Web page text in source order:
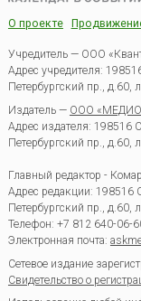
О проекте
Учредитель — ООО
Адрес учредителя:
Петербургский пр., д.60,
Издатель — ООО
Адрес издателя: 198516
Петербургский пр., д.60,
Главный редактор -
Адрес редакции: 198516
Петербургский пр., д.60,
Телефон: +7 812 640-06-
Электронная почта:
Сетевое издание
Свидетельство о